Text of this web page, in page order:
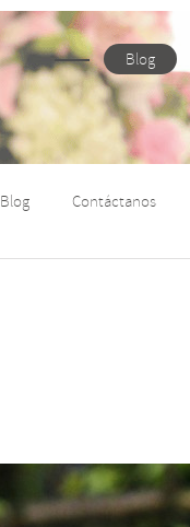
Blog
Blog Contáctanos